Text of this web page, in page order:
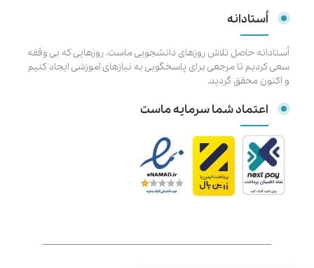
اُستادانه
اُستادانه حاصل تلاش روزهای دانشجویی ماست، روزهایی که بی وقفه
سعی کردیم تا مرجعی برای پاسخگویی به نیازهای آموزشی ایجاد کنیم
و اکنون محقق گردید.
اعتماد شما سرمایه ماست